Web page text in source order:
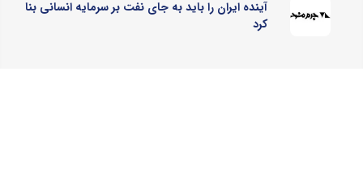
آینده ایران را باید به جای نفت بر سرمایه انسانی بنا
کرد